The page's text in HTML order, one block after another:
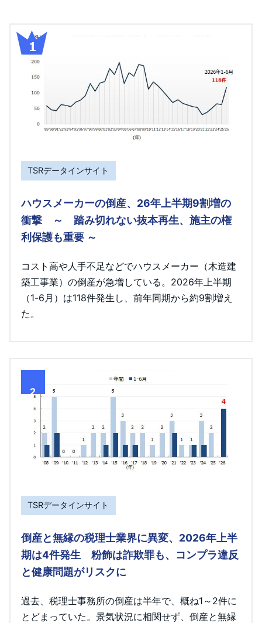
TSRデータインサイト
ハウスメーカーの倒産、26年上半期9割増の
衝撃 ～ 踏み切れない抜本再生、施主の権
利保護も重要 ～
コスト高や人手不足などでハウスメーカー（木造建
築工事業）の倒産が急増している。2026年上半期
（1-6月）は118件発生し、前年同期から約9割増え
た。
2
TSRデータインサイト
倒産と無縁の税理士業界に異変、2026年上半
期は4件発生 粉飾は詐欺罪も、コンプラ違反
と健康問題がリスクに
過去、税理士事務所の倒産は半年で、概ね1～2件に
とどまっていた。景気状況に相関せず、倒産と無縁